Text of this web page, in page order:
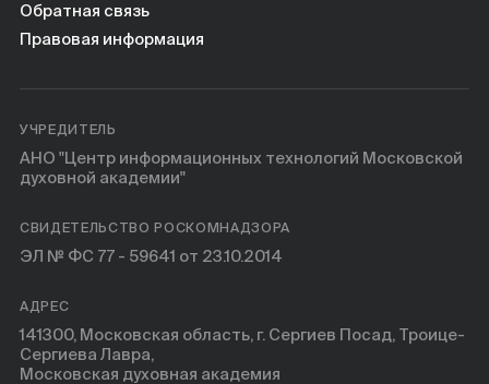
Обратная связь
Правовая информация
УЧРЕДИТЕЛЬ
АНО "Центр информационных технологий Московской
духовной академии"
СВИДЕТЕЛЬСТВО РОСКОМНАДЗОРА
ЭЛ № ФС 77 - 59641 от 23.10.2014
АДРЕС
141300, Московская область, г. Сергиев Посад, Троице-
Сергиева Лавра,
Московская духовная академия